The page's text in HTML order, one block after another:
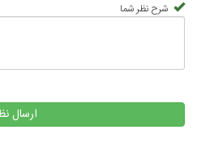
شرح نظر شما
ارسال